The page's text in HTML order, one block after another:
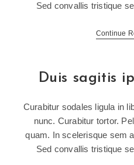
Sed convallis tristique
Continue
Duis sagitis
Curabitur sodales ligula in
nunc. Curabitur tortor.
quam. In scelerisque sem
Sed convallis tristique